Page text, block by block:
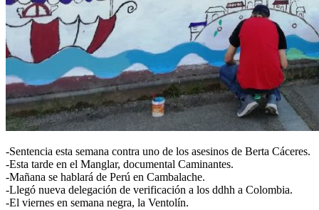
-Sentencia esta semana contra uno de los asesinos de Berta Cáceres.
-Esta tarde en el Manglar, documental Caminantes.
-Mañana se hablará de Perú en Cambalache.
-Llegó nueva delegación de verificación a los ddhh a Colombia.
-El viernes en semana negra, la Ventolín.